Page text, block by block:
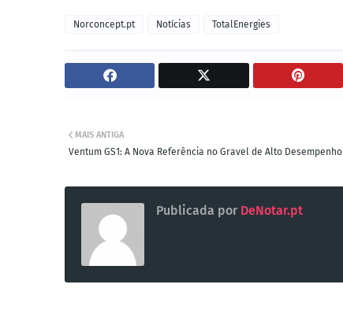
Norconcept.pt Notícias TotalEnergies
MAIS ANTIGA
Ventum GS1: A Nova Referência no Gravel de Alto Desempenho
Publicada por DeNotar.pt